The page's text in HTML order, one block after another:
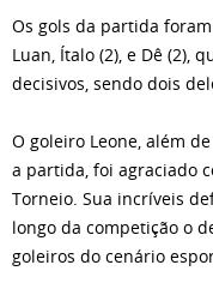
Os gols da partida
Luan, Ítalo (2), e Dê (2),
decisivos, sendo dois
O goleiro Leone, além
a partida, foi agraciado
Torneio. Sua incríveis
longo da competição o
goleiros do cenário